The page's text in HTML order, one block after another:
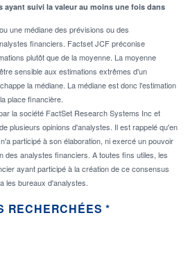
ayant suivi la valeur au moins une fois dans
une médiane des prévisions ou des
financiers. Factset JCF préconise
plutôt que de la moyenne. La moyenne
sensible aux estimations extrêmes d'un
la médiane. La médiane est donc l'estimation
place financière.
la société FactSet Research Systems Inc et
plusieurs opinions d'analystes. Il est rappelé qu'en
participé à son élaboration, ni exercé un pouvoir
des analystes financiers. A toutes fins utiles, les
ayant participé à la création de ce consensus
les bureaux d'analystes.
RECHERCHÉES *